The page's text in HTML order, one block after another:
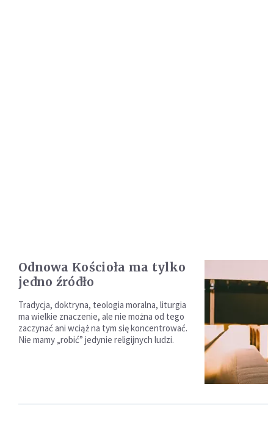
Odnowa Kościoła ma tylko
jedno źródło
Tradycja, doktryna, teologia moralna, liturgia
ma wielkie znaczenie, ale nie można od tego
zaczynać ani wciąż na tym się koncentrować.
Nie mamy „robić” jedynie religijnych ludzi.